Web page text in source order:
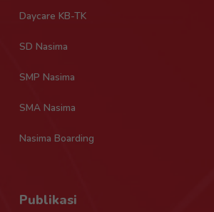
Daycare KB-TK
SD Nasima
SMP Nasima
SMA Nasima
Nasima Boarding
Publikasi